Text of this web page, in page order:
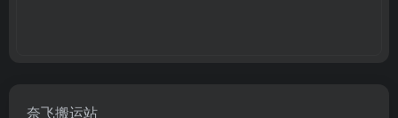
奈飞搬运站